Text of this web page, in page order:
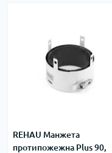
REHAU Манжета
протипожежна Plus 90,